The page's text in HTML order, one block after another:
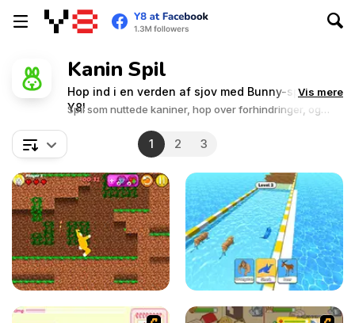
Kanin Spil
Hop ind i en verden af sjov med Bunny-spil på
Y8!
Spil som nuttede kaniner, hop over forhindringer, og
Vis mere
1 2 3